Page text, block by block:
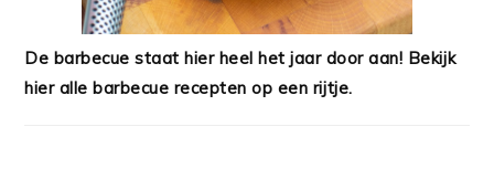
De barbecue staat hier heel het jaar door aan! Bekijk
hier alle barbecue recepten op een rijtje.